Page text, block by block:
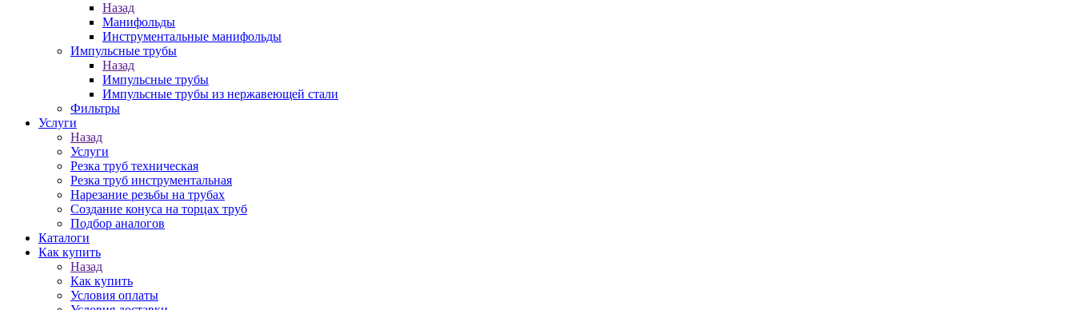
Назад
Манифольды
Инструментальные манифольды
Импульсные трубы
Назад
Импульсные трубы
Импульсные трубы из нержавеющей стали
Фильтры
Услуги
Назад
Услуги
Резка труб техническая
Резка труб инструментальная
Нарезание резьбы на трубах
Создание конуса на торцах труб
Подбор аналогов
Каталоги
Как купить
Назад
Как купить
Условия оплаты